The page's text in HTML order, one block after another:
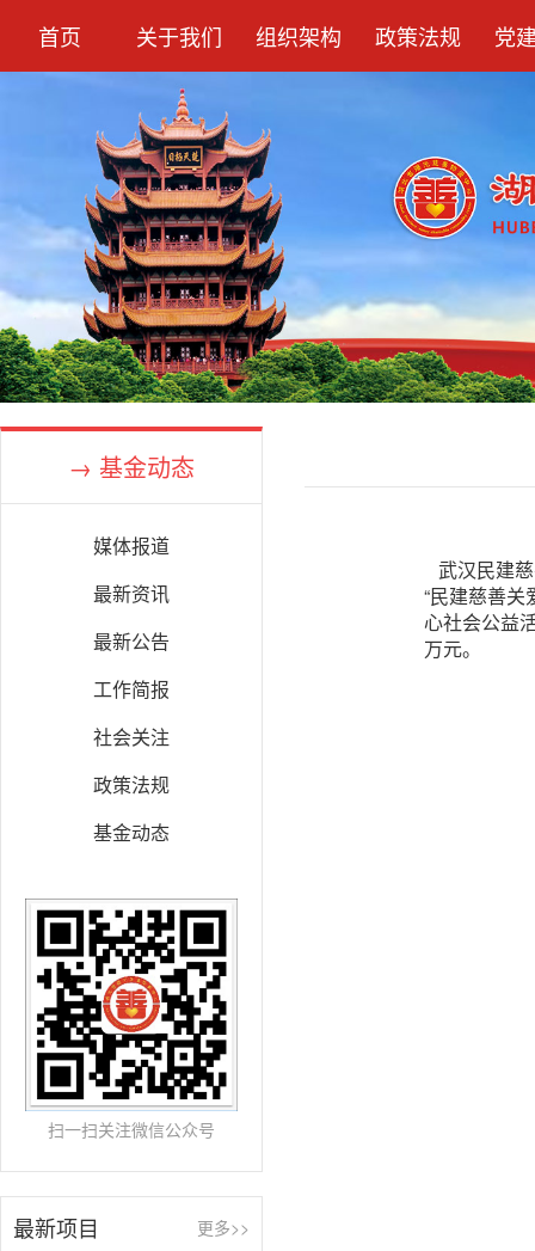
首页 关于我们 组织架构 政策法规 党
→ 基金动态
媒体报道
最新资讯
最新公告
工作简报
社会关注
政策法规
基金动态
扫一扫关注微信公众号
最新项目 更多>>
武汉民建
“民建慈善
心社会公益
万元。